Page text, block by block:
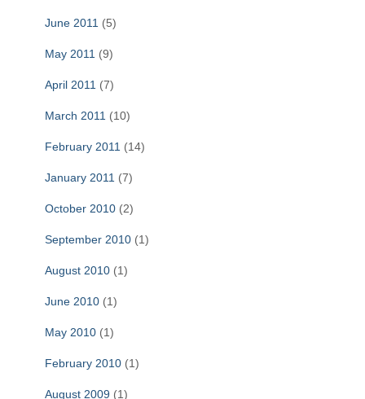
June 2011 (5)
May 2011 (9)
April 2011 (7)
March 2011 (10)
February 2011 (14)
January 2011 (7)
October 2010 (2)
September 2010 (1)
August 2010 (1)
June 2010 (1)
May 2010 (1)
February 2010 (1)
August 2009 (1)